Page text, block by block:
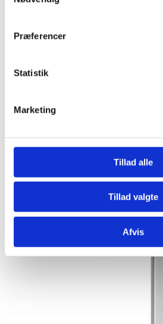
Præferencer
Statistik
Marketing
Tillad alle
Tillad valgte
Afvis
Vipp
Vipp525 Gulvlampe
Vipp525 Gulvlampe
3.995,00kr.Se produkt